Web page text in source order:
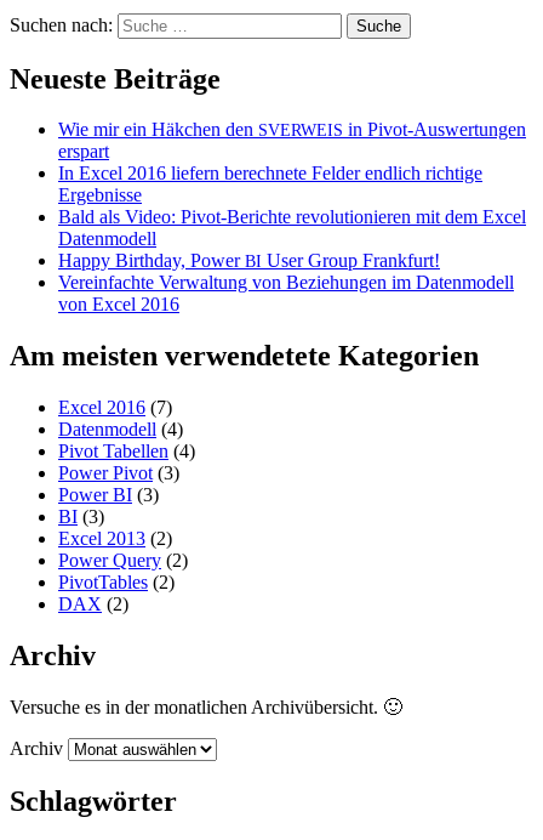
Suchen nach:
Neueste Beiträge
Wie mir ein Häkchen den SVERWEIS in Pivot-Auswertungen
erspart
In Excel 2016 liefern berechnete Felder endlich richtige
Ergebnisse
Bald als Video: Pivot-Berichte revolutionieren mit dem Excel
Datenmodell
Happy Birthday, PowerBI User Group Frankfurt!
Vereinfachte Verwaltung von Beziehungen im Datenmodell
von Excel 2016
Am meisten verwendetete Kategorien
Excel 2016 (7)
Datenmodell (4)
Pivot Tabellen (4)
Power Pivot (3)
Power BI (3)
BI (3)
Excel 2013 (2)
Power Query (2)
PivotTables (2)
DAX (2)
Archiv
Versuche es in der monatlichen Archivübersicht. 🙂
Archiv
Schlagwörter